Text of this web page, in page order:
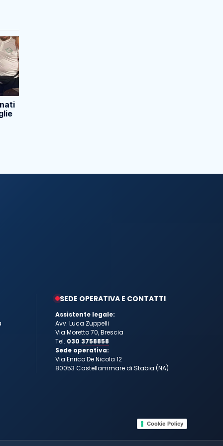
SEDE OPERATIVA E CONTATTI
Assistente legale:
Avv. Luca Zuppelli
Via Moretto 70, Brescia
Tel. 030 3758858
Sede operativa:
Via Enrico De Nicola 12
80053 Castellammare di Stabia (NA)
Cookie Policy